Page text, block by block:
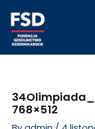
content
768×512
navigation